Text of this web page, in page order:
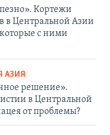
Кортежи
в Центральной Азии
с ними
АЗИЯ
решение».
в Центральной
от проблемы?